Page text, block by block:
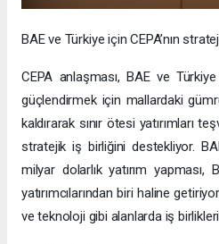
BAE ve Türkiye için CEPA’nın
CEPA anlaşması, BAE ve
güçlendirmek için mallardaki
kaldırarak sınır ötesi yatırımları
stratejik iş birliğini destekliyor.
milyar dolarlık yatırım yapması,
yatırımcılarından biri haline
ve teknoloji gibi alanlarda iş